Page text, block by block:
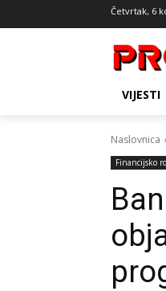
Četvrtak, 6
VIJESTI
Naslovnica
Financijsko